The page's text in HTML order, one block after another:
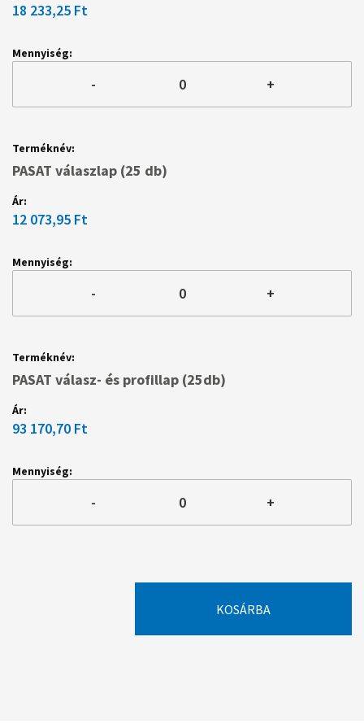
18 233,25 Ft
- +
PASAT válaszlap (25 db)
12 073,95 Ft
- +
PASAT válasz- és profillap (25db)
93 170,70 Ft
- +
KOSÁRBA